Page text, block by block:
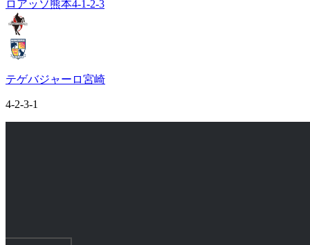
ロアッソ熊本4-1-2-3
テゲバジャーロ宮崎
4-2-3-1